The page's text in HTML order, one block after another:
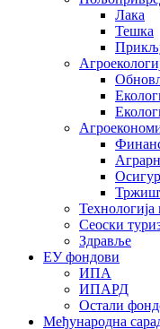
Лака
Тешка
Технологија
Сеоски
Здравље
ЕУ фондови
ИПА
ИПАРД
Остали
Међународна